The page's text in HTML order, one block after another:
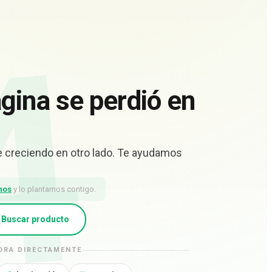
se perdió en
en otro lado. Te ayudamos
y lo plantamos contigo.
Buscar producto
DIRECTAMENTE